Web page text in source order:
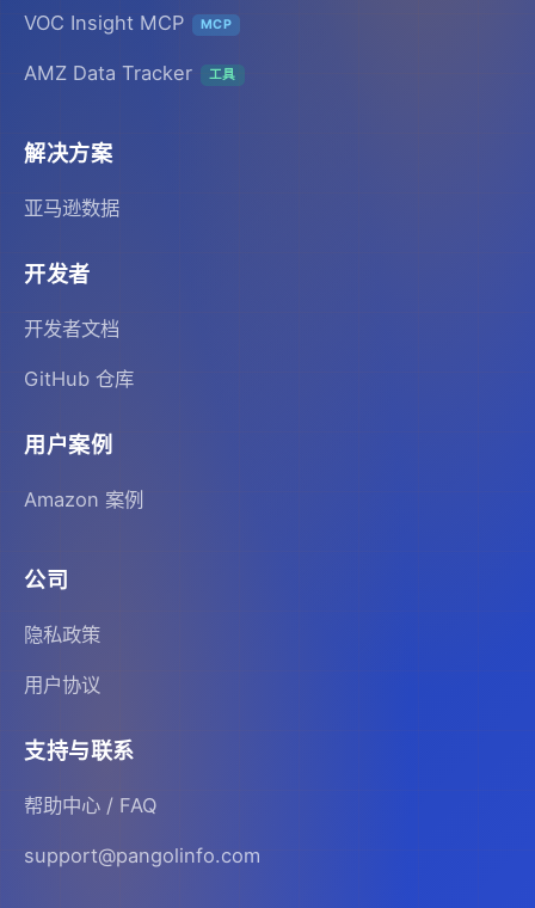
VOC Insight MCP MCP
AMZ Data Tracker 工具
解决方案
亚马逊数据
开发者
开发者文档
GitHub 仓库
用户案例
Amazon 案例
公司
隐私政策
用户协议
支持与联系
帮助中心 / FAQ
support@pangolinfo.com